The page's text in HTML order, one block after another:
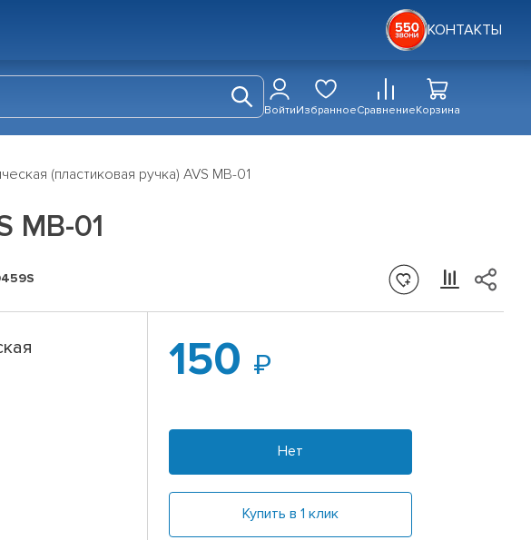
КОНТАКТЫ
ВойтиИзбранноеСравнениеКорзина
(пластиковая ручка) AVS MB-01
MB-01
150
Нет
Купить в 1 клик